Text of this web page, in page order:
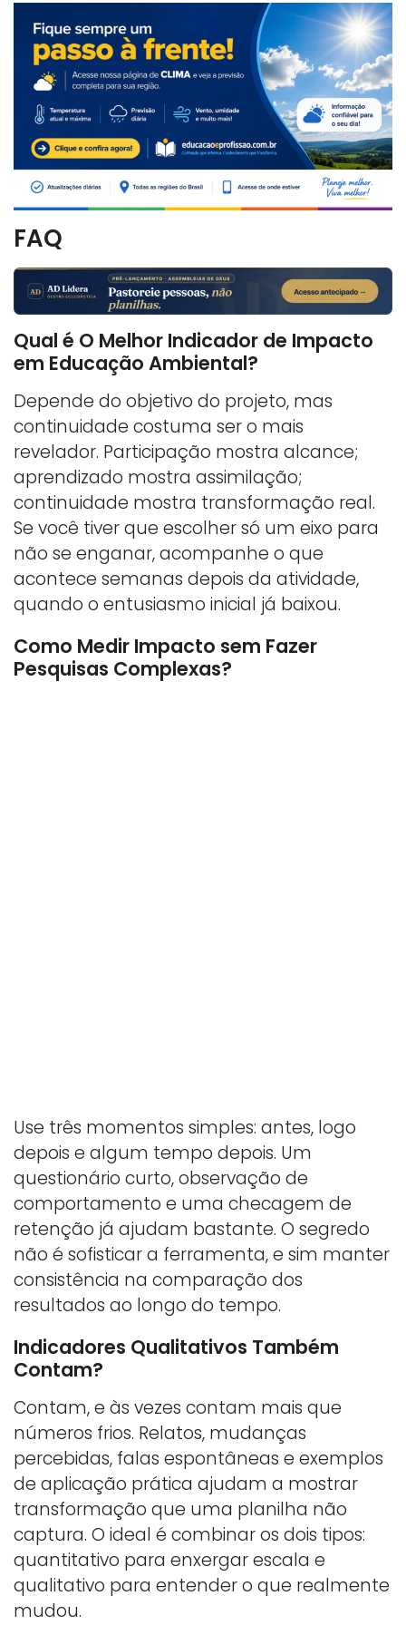
FAQ
Qual é O Melhor Indicador de Impacto
em Educação Ambiental?
Depende do objetivo do projeto, mas
continuidade costuma ser o mais
revelador. Participação mostra alcance;
aprendizado mostra assimilação;
continuidade mostra transformação real.
Se você tiver que escolher só um eixo para
não se enganar, acompanhe o que
acontece semanas depois da atividade,
quando o entusiasmo inicial já baixou.
Como Medir Impacto sem Fazer
Pesquisas Complexas?
Use três momentos simples: antes, logo
depois e algum tempo depois. Um
questionário curto, observação de
comportamento e uma checagem de
retenção já ajudam bastante. O segredo
não é sofisticar a ferramenta, e sim manter
consistência na comparação dos
resultados ao longo do tempo.
Indicadores Qualitativos Também
Contam?
Contam, e às vezes contam mais que
números frios. Relatos, mudanças
percebidas, falas espontâneas e exemplos
de aplicação prática ajudam a mostrar
transformação que uma planilha não
captura. O ideal é combinar os dois tipos:
quantitativo para enxergar escala e
qualitativo para entender o que realmente
mudou.